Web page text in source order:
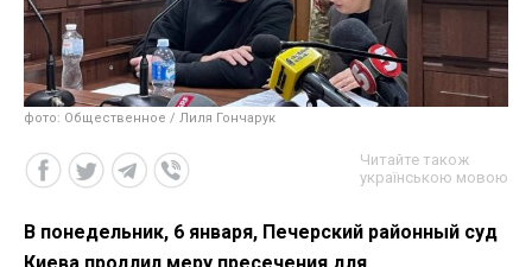
фото: Общественное / Лиля Гончарук
Читайте також
українською мовою
В понедельник, 6 января, Печерский районный суд